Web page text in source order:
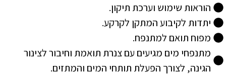
הוראות שימוש וערכת תיקון.
יתדות לקיבוע המתקן לקרקע.
מפוח תואם למתנפח.
מתנפחי מים מגיעים עם צנרת תואמת וחיבור לצינור
הגינה, לצורך הפעלת תותחי המים והמתזים.